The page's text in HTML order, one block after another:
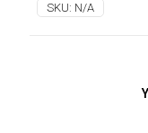
SKU: N/A